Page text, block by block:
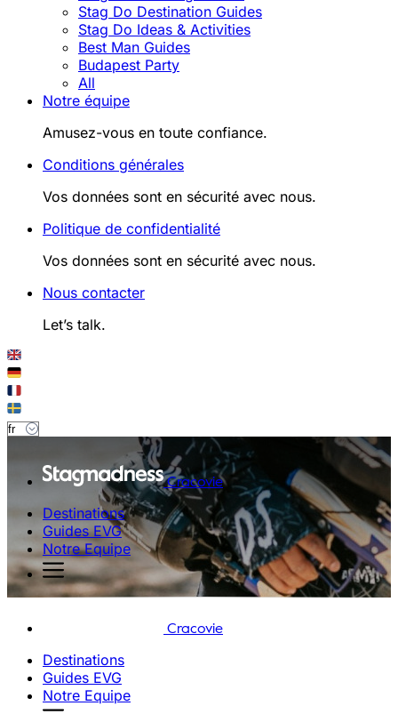
Stag Do Destination Guides
Stag Do Ideas & Activities
Best Man Guides
Budapest Party
All
Notre équipe
Amusez-vous en toute confiance.
Conditions générales
Vos données sont en sécurité avec nous.
Politique de confidentialité
Vos données sont en sécurité avec nous.
Nous contacter
Let’s talk.
Cracovie
Destinations
Guides EVG
Notre Equipe
Cracovie
Destinations
Guides EVG
Notre Equipe